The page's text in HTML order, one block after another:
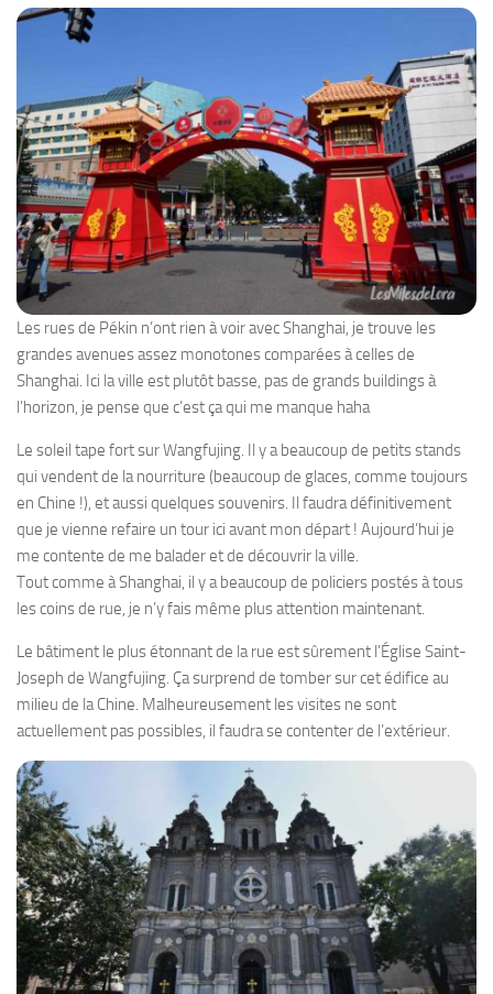
Les rues de Pékin n’ont rien à voir avec Shanghai, je trouve les
grandes avenues assez monotones comparées à celles de
Shanghai. Ici la ville est plutôt basse, pas de grands buildings à
l’horizon, je pense que c’est ça qui me manque haha
Le soleil tape fort sur Wangfujing. Il y a beaucoup de petits stands
qui vendent de la nourriture (beaucoup de glaces, comme toujours
en Chine !), et aussi quelques souvenirs. Il faudra définitivement
que je vienne refaire un tour ici avant mon départ ! Aujourd’hui je
me contente de me balader et de découvrir la ville.
Tout comme à Shanghai, il y a beaucoup de policiers postés à tous
les coins de rue, je n’y fais même plus attention maintenant.
Le bâtiment le plus étonnant de la rue est sûrement l’Église Saint-
Joseph de Wangfujing. Ça surprend de tomber sur cet édifice au
milieu de la Chine. Malheureusement les visites ne sont
actuellement pas possibles, il faudra se contenter de l’extérieur.